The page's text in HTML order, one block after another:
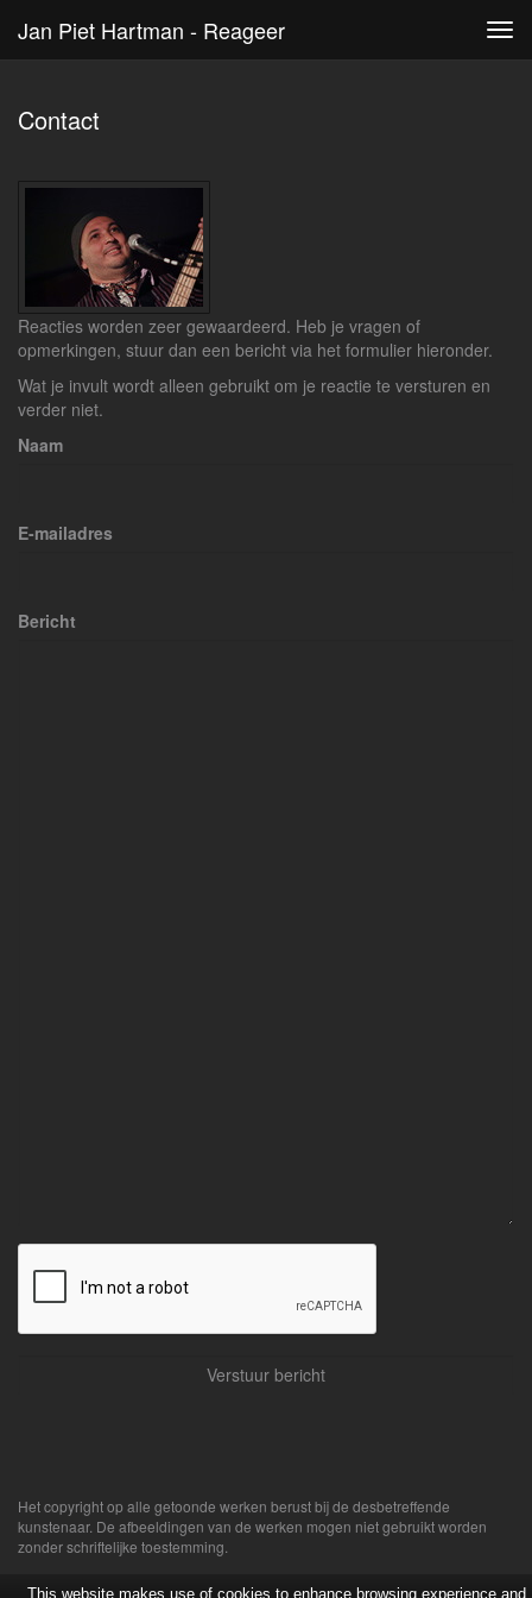
Jan Piet Hartman - Reageer
Contact
Reacties worden zeer gewaardeerd. Heb je vragen of
opmerkingen, stuur dan een bericht via het formulier hieronder.
Wat je invult wordt alleen gebruikt om je reactie te versturen en
verder niet.
Naam
E-mailadres
Bericht
Het copyright op alle getoonde werken berust bij de desbetreffende
kunstenaar. De afbeeldingen van de werken mogen niet gebruikt worden
zonder schriftelijke toestemming.
This website makes use of cookies to enhance browsing experience and